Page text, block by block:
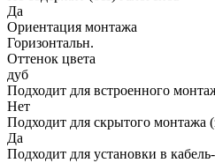
Да
Ориентация монтажа
Горизонтальн.
Оттенок цвета
дуб
Подходит для встроенного
Нет
Подходит для скрытого монтажа
Да
Подходит для установки в